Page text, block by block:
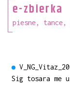
e-zbierka
piesne, tance,
Sig tosara me